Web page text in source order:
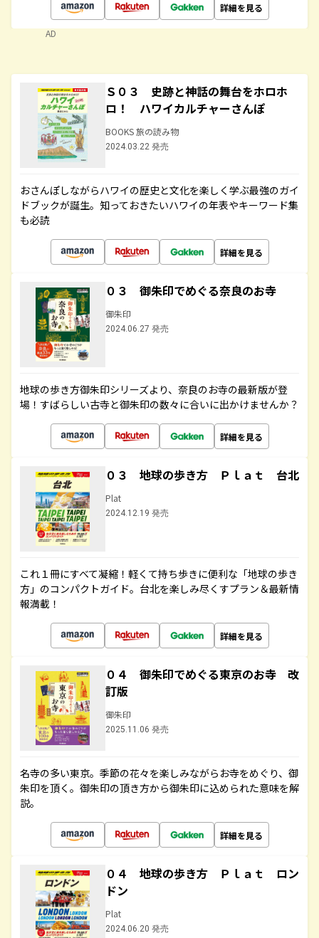
詳細を見る
AD
Ｓ０３ 史跡と神話の舞台をホロホ
ロ！ ハワイカルチャーさんぽ
BOOKS 旅の読み物
2024.03.22 発売
おさんぽしながらハワイの歴史と文化を楽しく学ぶ最強のガイ
ドブックが誕生。知っておきたいハワイの年表やキーワード集
も必読
詳細を見る
０３ 御朱印でめぐる奈良のお寺
御朱印
2024.06.27 発売
地球の歩き方御朱印シリーズより、奈良のお寺の最新版が登
場！すばらしい古寺と御朱印の数々に合いに出かけませんか？
詳細を見る
０３ 地球の歩き方 Ｐｌａｔ 台北
Plat
2024.12.19 発売
これ１冊にすべて凝縮！軽くて持ち歩きに便利な「地球の歩き
方」のコンパクトガイド。台北を楽しみ尽くすプラン＆最新情
報満載！
詳細を見る
０４ 御朱印でめぐる東京のお寺 改
訂版
御朱印
2025.11.06 発売
名寺の多い東京。季節の花々を楽しみながらお寺をめぐり、御
朱印を頂く。御朱印の頂き方から御朱印に込められた意味を解
説。
詳細を見る
０４ 地球の歩き方 Ｐｌａｔ ロン
ドン
Plat
2024.06.20 発売